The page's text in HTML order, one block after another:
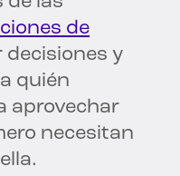
de
decisiones y
quién
aprovechar
necesitan